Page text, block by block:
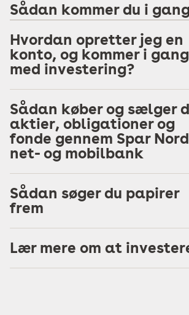
Sådan kommer du i
Hvordan opretter jeg en
konto, og kommer i gang
med investering?
Sådan køber og sælger
aktier, obligationer og
fonde gennem Spar
net- og mobilbank
Sådan søger du papirer
frem
Lær mere om at